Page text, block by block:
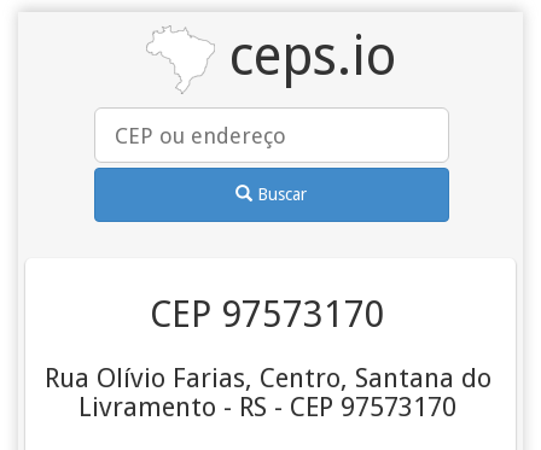
ceps.io
Buscar
CEP 97573170
Rua Olívio Farias, Centro, Santana do
Livramento - RS - CEP 97573170